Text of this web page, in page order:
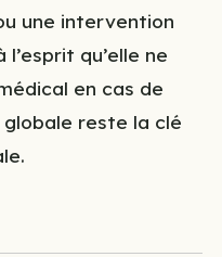
une intervention
qu’elle ne
en cas de
reste la clé